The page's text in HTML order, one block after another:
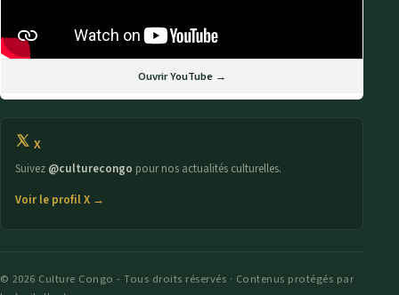
Ouvrir YouTube →
X
Suivez @culturecongo pour nos actualités culturelles.
Voir le profil X →
© 2026 Culture Congo - Tous droits réservés · Contenus protégés par